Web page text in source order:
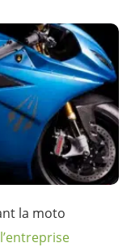
la moto
l’entreprise